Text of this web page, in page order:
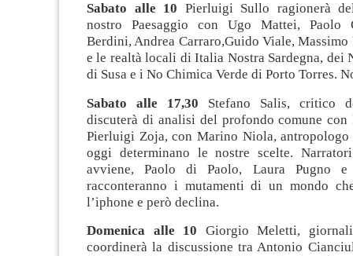
Sabato alle 10 Pierluigi Sullo ragionerà
nostro Paesaggio con Ugo Mattei, Paolo
Berdini, Andrea Carraro,Guido Viale,
e le realtà locali di Italia Nostra Sardegna, dei
di Susa e i No Chimica Verde di Porto Torres.
Sabato alle 17,30 Stefano Salis, critico
discuterà di analisi del profondo comune con
Pierluigi Zoja, con Marino Niola,
oggi determinano le nostre scelte.
avviene, Paolo di Paolo, Laura Pugno e
racconteranno i mutamenti di un mondo
l’iphone e però declina.
Domenica alle 10 Giorgio Meletti,
coordinerà la discussione tra Antonio